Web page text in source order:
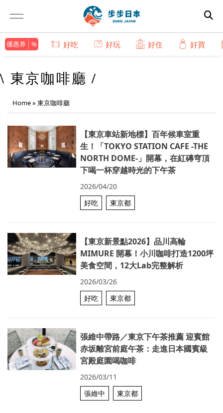
優惠券 好吃 好玩 好住 好買
\ 東京咖啡廳 /
Home» 東京咖啡廳
【東京車站新地標】百年候車室重
生！「TOKYO STATION CAFE -THE
NORTH DOME-」開幕，在紅磚穹頂
下喝一杯穿越時光的下午茶
2026/04/20
好吃
東京都
【東京新景點2026】品川高輪
MIMURE 開幕！小川咖啡打造1200坪
美食空間，12大Lab完整解析
2026/03/26
好吃
東京都
張維中帶路／東京下午茶推薦 迎賓館
赤坂離宮前庭午茶：走進日本國賓級
宮殿庭園喝咖啡
2026/03/11
張維中
東京都